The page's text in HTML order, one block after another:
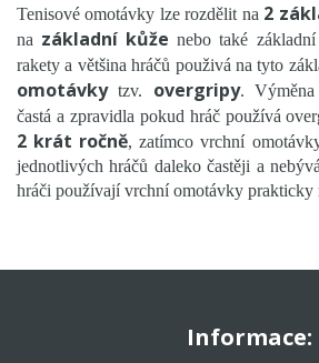
Tenisové omotávky lze rozdělit na2
na základní kůže nebo také
rakety a většina hráčů použivá na tyto
omotávkytzv. overgripy.
častá a zpravidla pokud hráč používá
2 krát ročně, zatímco vrchní
jednotlivých hráčů daleko častěji a
hráči používají vrchní omotávky prakticky
Informace: